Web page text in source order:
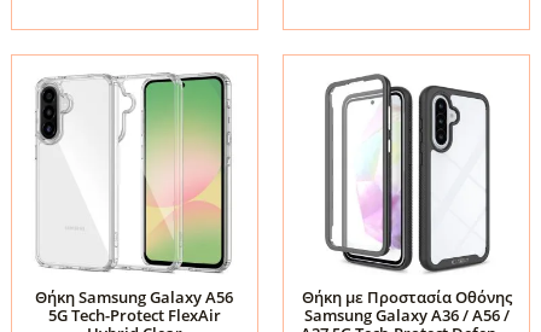
5G
Tech-
Protect
Wallet
ποσότητα
5G
Tech-
Protect
Violet
ποσότητα
Θήκη Samsung Galaxy A56
5G Tech-Protect FlexAir
Θήκη με Προστασία Οθόνης
Samsung Galaxy A36 / A56 /